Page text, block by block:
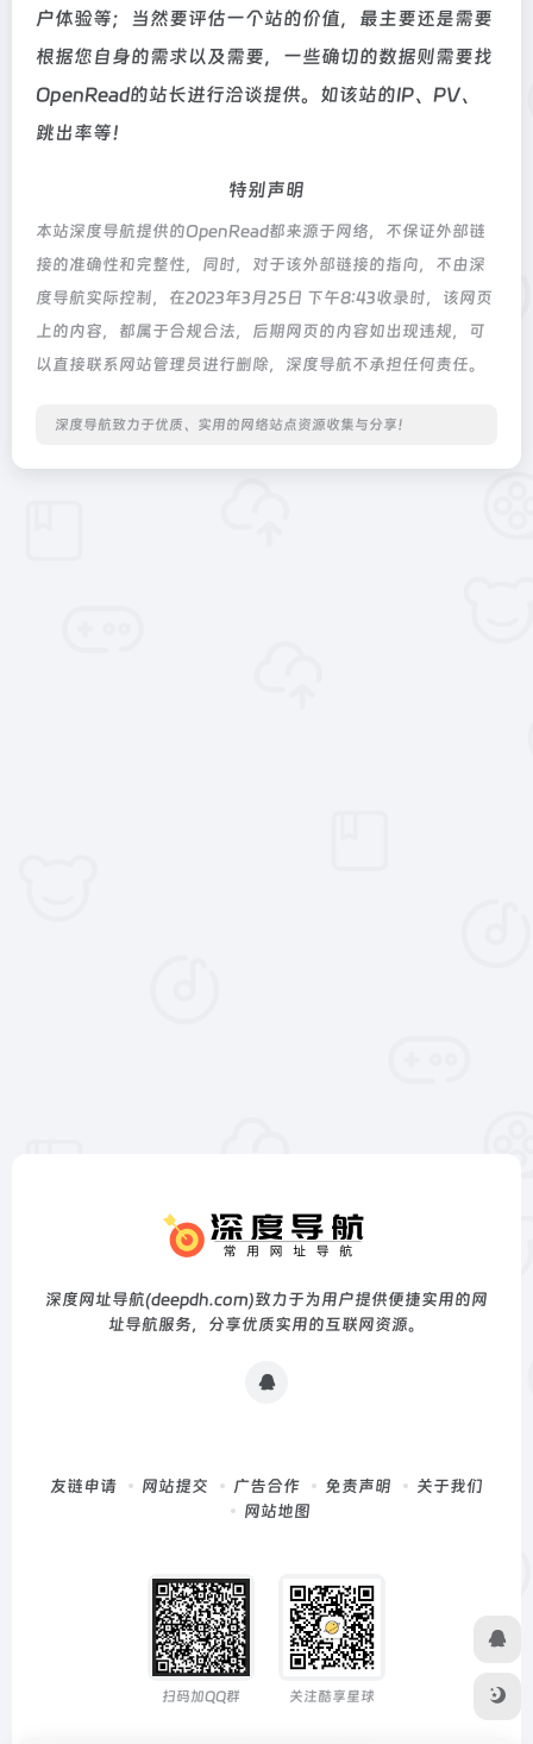
户体验等；当然要评估一个站的价值，最主要还是需要
根据您自身的需求以及需要，一些确切的数据则需要找
OpenRead的站长进行洽谈提供。如该站的IP、PV、
跳出率等！
特别声明
本站深度导航提供的OpenRead都来源于网络，不保证外部链
接的准确性和完整性，同时，对于该外部链接的指向，不由深
度导航实际控制，在2023年3月25日 下午8:43收录时，该网页
上的内容，都属于合规合法，后期网页的内容如出现违规，可
以直接联系网站管理员进行删除，深度导航不承担任何责任。
深度导航致力于优质、实用的网络站点资源收集与分享！
深度网址导航(deepdh.com)致力于为用户提供便捷实用的网
址导航服务，分享优质实用的互联网资源。
友链申请 网站提交 广告合作 免责声明
关于我们
网站地图
扫码加QQ群 关注酷享星球